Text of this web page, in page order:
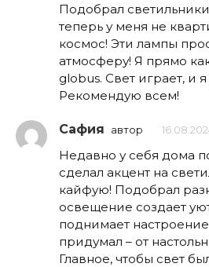
Подобрал
теперь у меня не
космос! Эти лампы
атмосферу! Я прямо
globus. Свет играет, и
Рекомендую всем!
Сафия автор
Недавно у себя дома
сделал акцент на
кайфую! Подобрал
освещение создает
поднимает
придумал – от
Главное, чтобы свет